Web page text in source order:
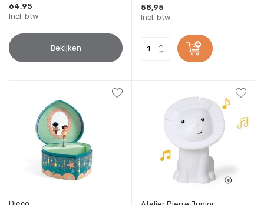
64,95
Incl. btw
Bekijken
58,95
Incl. btw